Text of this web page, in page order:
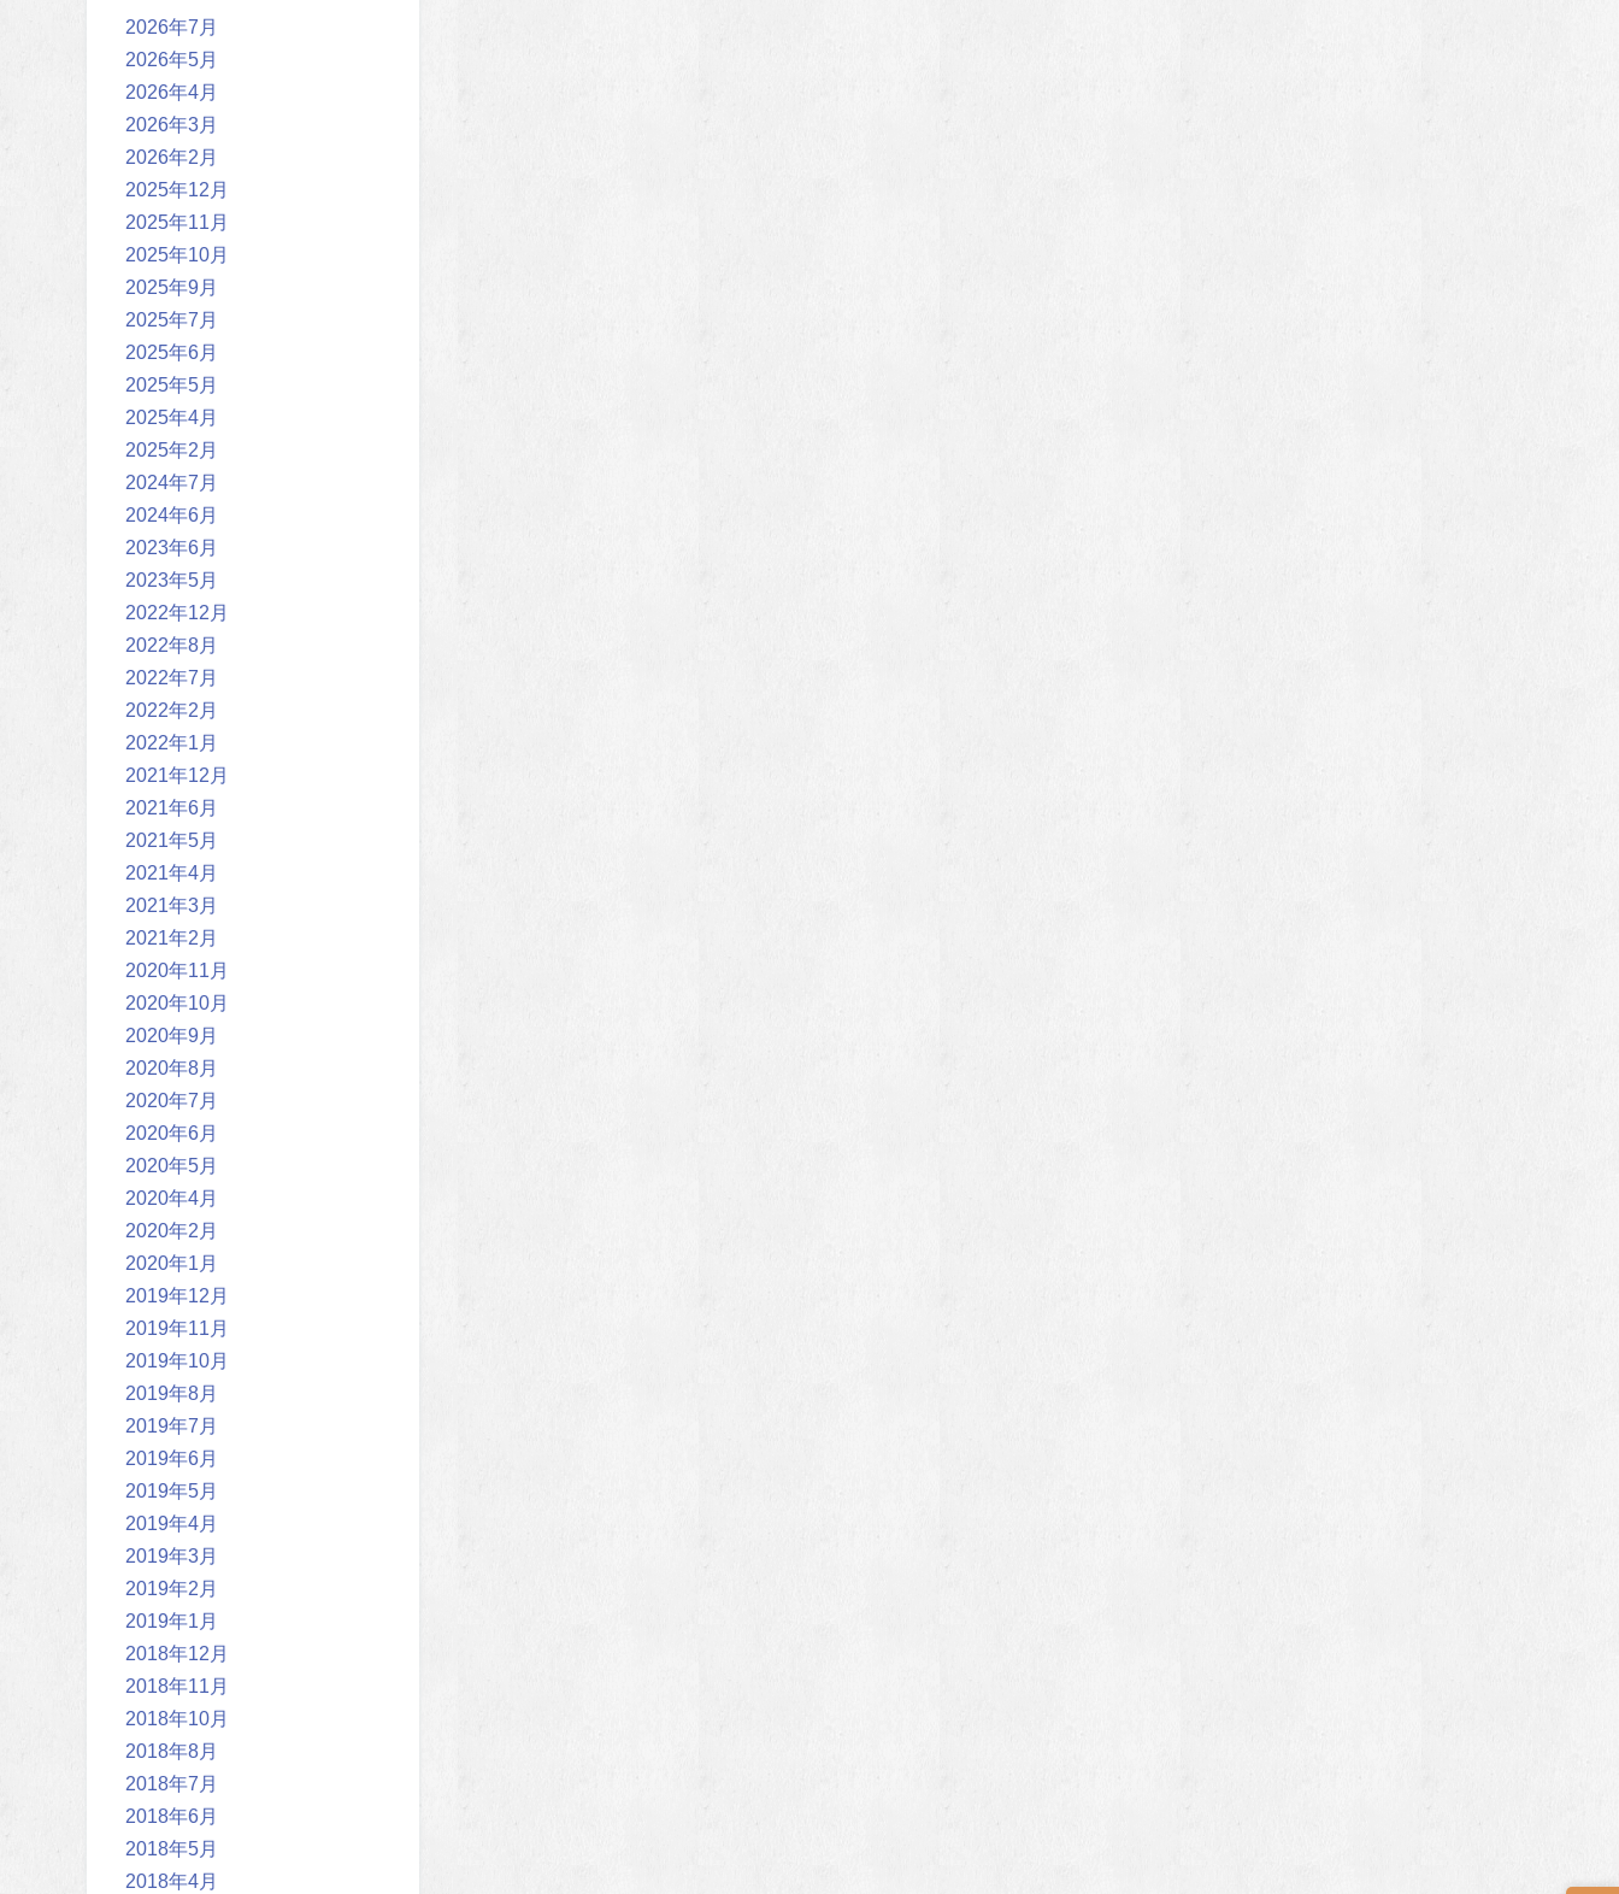
2026年7月
2026年5月
2026年4月
2026年3月
2026年2月
2025年12月
2025年11月
2025年10月
2025年9月
2025年7月
2025年6月
2025年5月
2025年4月
2025年2月
2024年7月
2024年6月
2023年6月
2023年5月
2022年12月
2022年8月
2022年7月
2022年2月
2022年1月
2021年12月
2021年6月
2021年5月
2021年4月
2021年3月
2021年2月
2020年11月
2020年10月
2020年9月
2020年8月
2020年7月
2020年6月
2020年5月
2020年4月
2020年2月
2020年1月
2019年12月
2019年11月
2019年10月
2019年8月
2019年7月
2019年6月
2019年5月
2019年4月
2019年3月
2019年2月
2019年1月
2018年12月
2018年11月
2018年10月
2018年8月
2018年7月
2018年6月
2018年5月
2018年4月